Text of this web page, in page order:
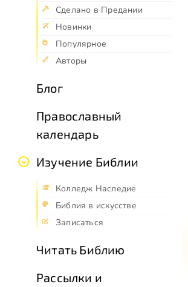
Сделано в Предании
Новинки
Популярное
Авторы
Блог
Православный
календарь
Изучение Библии
Колледж Наследие
Библия в искусстве
Записаться
Читать Библию
Рассылки и